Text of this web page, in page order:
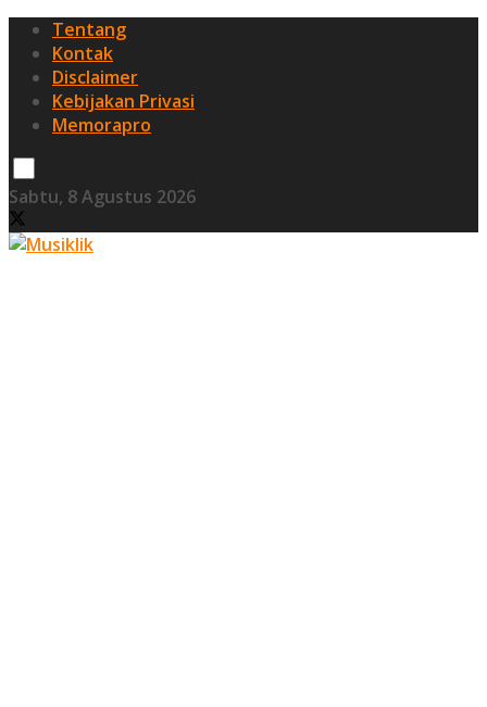
Tentang
Kontak
Disclaimer
Kebijakan Privasi
Memorapro
Sabtu, 8 Agustus 2026